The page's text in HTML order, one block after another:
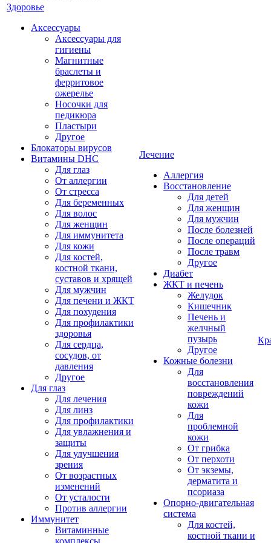
Здоровье
Аксессуары
Аксессуары для
гигиены
Магнитные
браслеты и
ферритовое
ожерелье
Носочки для
педикюра
Пластыри
Другое
Блокаторы вирусов
Витамины DHC
Для глаз
От аллергии
От стресса
Для беременных
Для волос
Для женщин
Для иммунитета
Для кожи
Для костей,
костной ткани,
суставов и хрящей
Для мужчин
Для печени и ЖКТ
Для похудения
Для профилактики
здоровья
Для сердца,
сосудов, от
давления
Другое
Для глаз
Для лечения
Для линз
Для профилактики
Для увлажнения и
защиты
Для улучшения
зрения
От возрастных
изменений
От усталости
Против аллергии
Иммунитет
Витаминные
комплексы
Лечение
Аллергия
Восстановление
Для детей
Для женщин
Для мужчин
После болезней
После операций
После травм
Другое
Диабет
ЖКТ и печень
Желудок
Кишечник
Печень и
желчный
пузырь
Другое
Кожные болезни
Для
восстановления
повреждений
кожи
Для
проблемной
кожи
От грибка
От перхоти
От экземы,
дерматита и
псориаза
Опорно-двигательная
система
Для костей,
костной ткани и